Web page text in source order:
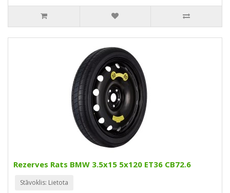
Rezerves Rats BMW 3.5x15 5x120 ET36 CB72.6
Stāvoklis: Lietota